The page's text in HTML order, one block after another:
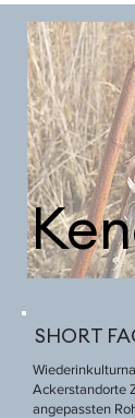
SHORT
Ackerstandorte
angepassten